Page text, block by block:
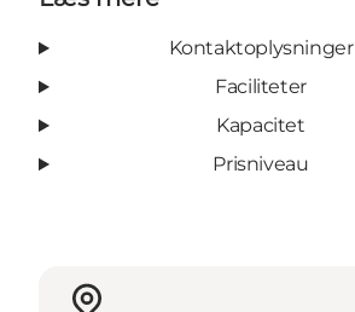
Kontaktoplysninger
Faciliteter
Kapacitet
Prisniveau